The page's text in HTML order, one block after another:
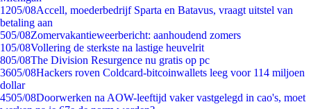
1205/08Accell, moederbedrijf Sparta en Batavus, vraagt uitstel van
betaling aan
505/08Zomervakantieweerbericht: aanhoudend zomers
105/08Vollering de sterkste na lastige heuvelrit
805/08The Division Resurgence nu gratis op pc
3605/08Hackers roven Coldcard-bitcoinwallets leeg voor 114 miljoen
dollar
4505/08Doorwerken na AOW-leeftijd vaker vastgelegd in cao's, moet